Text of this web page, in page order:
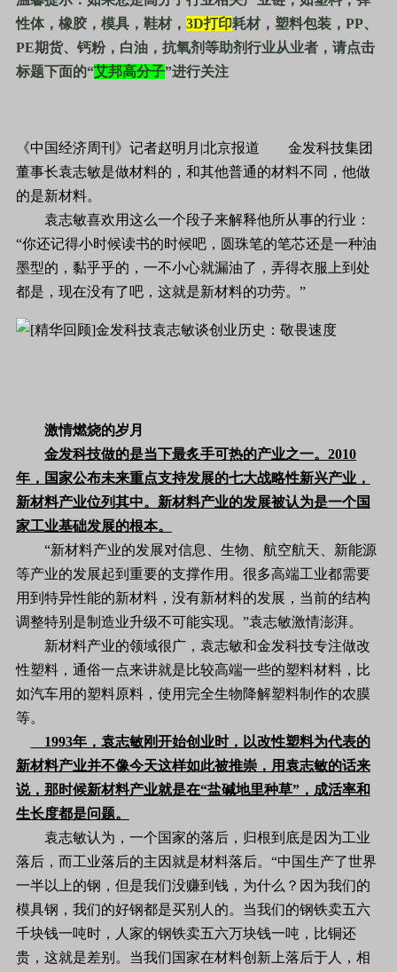
性体，橡胶，模具，鞋材， 3D打印耗材，塑料包装， PP、
PE期货、钙粉，白油，抗氧剂等助剂行业从业者，请点击
标题下面的“艾邦高分子”进行关注
《中国经济周刊》记者赵明月|北京报道 金发科技集团
董事长袁志敏是做材料的，和其他普通的材料不同，他做
的是新材料。
袁志敏喜欢用这么一个段子来解释他所从事的行业：
“你还记得小时候读书的时候吧，圆珠笔的笔芯还是一种油
墨型的，黏乎乎的，一不小心就漏油了，弄得衣服上到处
都是，现在没有了吧，这就是新材料的功劳。”
激情燃烧的岁月
金发科技做的是当下最炙手可热的产业之一。2010
年，国家公布未来重点支持发展的七大战略性新兴产业，
新材料产业位列其中。新材料产业的发展被认为是一个国
家工业基础发展的根本。
“新材料产业的发展对信息、生物、航空航天、新能源
等产业的发展起到重要的支撑作用。很多高端工业都需要
用到特异性能的新材料，没有新材料的发展，当前的结构
调整特别是制造业升级不可能实现。”袁志敏激情澎湃。
新材料产业的领域很广，袁志敏和金发科技专注做改
性塑料，通俗一点来讲就是比较高端一些的塑料材料，比
如汽车用的塑料原料，使用完全生物降解塑料制作的农膜
等。
1993年，袁志敏刚开始创业时，以改性塑料为代表的
新材料产业并不像今天这样如此被推崇，用袁志敏的话来
说，那时候新材料产业就是在“盐碱地里种草”，成活率和
生长度都是问题。
袁志敏认为，一个国家的落后，归根到底是因为工业
落后，而工业落后的主因就是材料落后。“中国生产了世界
一半以上的钢，但是我们没赚到钱，为什么？因为我们的
模具钢，我们的好钢都是买别人的。当我们的钢铁卖五六
千块钱一吨时，人家的钢铁卖五六万块钱一吨，比铜还
贵，这就是差别。当我们国家在材料创新上落后于人，相